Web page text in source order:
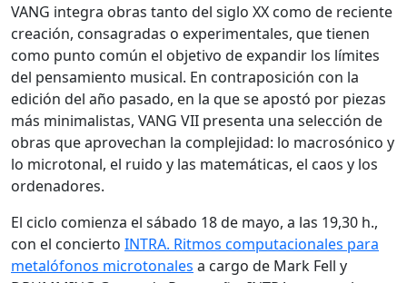
VANG integra obras tanto del siglo XX como de reciente
creación, consagradas o experimentales, que tienen
como punto común el objetivo de expandir los límites
del pensamiento musical. En contraposición con la
edición del año pasado, en la que se apostó por piezas
más minimalistas, VANG VII presenta una selección de
obras que aprovechan la complejidad: lo macrosónico y
lo microtonal, el ruido y las matemáticas, el caos y los
ordenadores.
El ciclo comienza el sábado 18 de mayo, a las 19,30 h.,
con el concierto INTRA. Ritmos computacionales para
metalófonos microtonales a cargo de Mark Fell y